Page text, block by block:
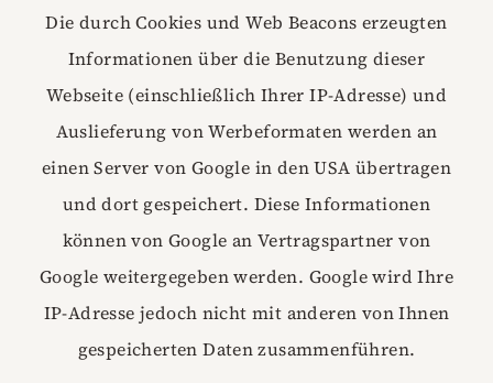
Die durch Cookies und Web Beacons erzeugten
Informationen über die Benutzung dieser
Webseite (einschließlich Ihrer IP-Adresse) und
Auslieferung von Werbeformaten werden an
einen Server von Google in den USA übertragen
und dort gespeichert. Diese Informationen
können von Google an Vertragspartner von
Google weitergegeben werden. Google wird Ihre
IP-Adresse jedoch nicht mit anderen von Ihnen
gespeicherten Daten zusammenführen.